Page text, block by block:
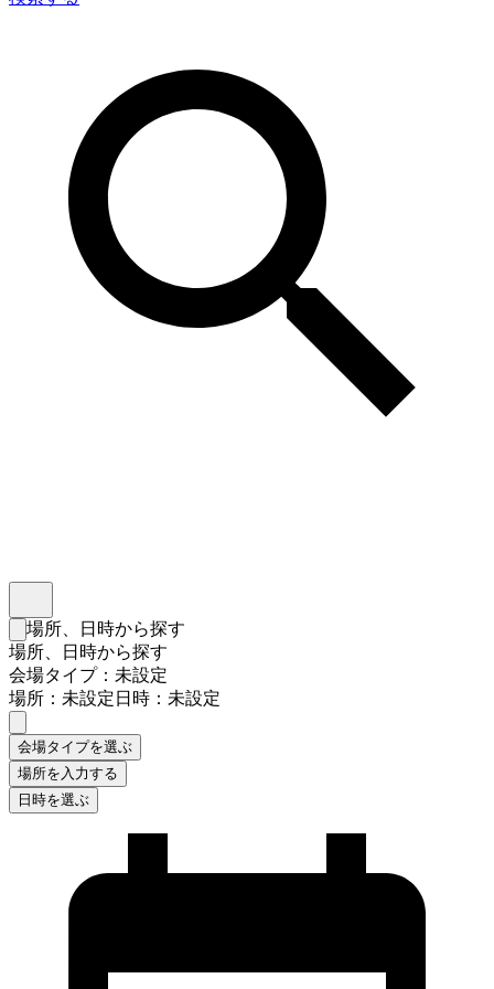
検索フォームを閉じる
場所、日時から探す
場所、日時から探す
会場タイプ：未設定
場所：未設定日時：未設定
会場タイプを選ぶ
場所を入力する
日時を選ぶ